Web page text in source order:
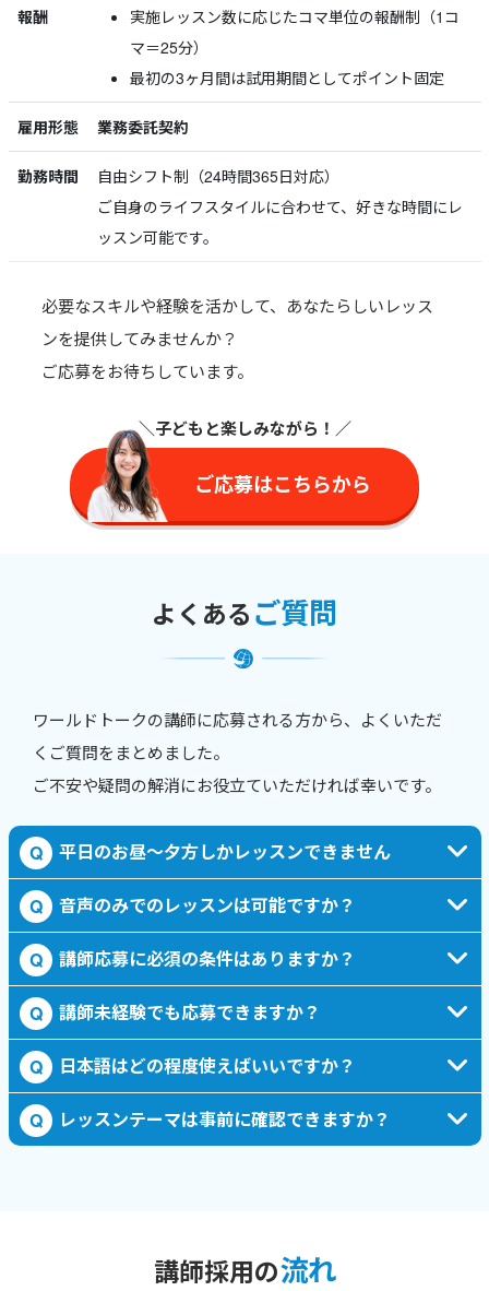
報酬
実施レッスン数に応じたコマ単位の報酬制（1コ
マ＝25分）
最初の3ヶ月間は試用期間としてポイント固定
雇用形態 業務委託契約
勤務時間
自由シフト制（24時間365日対応）
ご自身のライフスタイルに合わせて、好きな時間にレ
ッスン可能です。
必要なスキルや経験を活かして、あなたらしいレッス
ンを提供してみませんか？
ご応募をお待ちしています。
＼子どもと楽しみながら ！／
ご応募はこちらから
よくあるご質問
ワールドトークの講師に応募される方から、よくいただ
くご質問をまとめました。
ご不安や疑問の解消にお役立ていただければ幸いです。
Q 平日のお昼〜夕方しかレッスンできません
Q 音声のみでのレッスンは可能ですか？
Q 講師応募に必須の条件はありますか？
Q 講師未経験でも応募できますか？
Q 日本語はどの程度使えばいいですか？
Q レッスンテーマは事前に確認できますか？
講師採用の流れ